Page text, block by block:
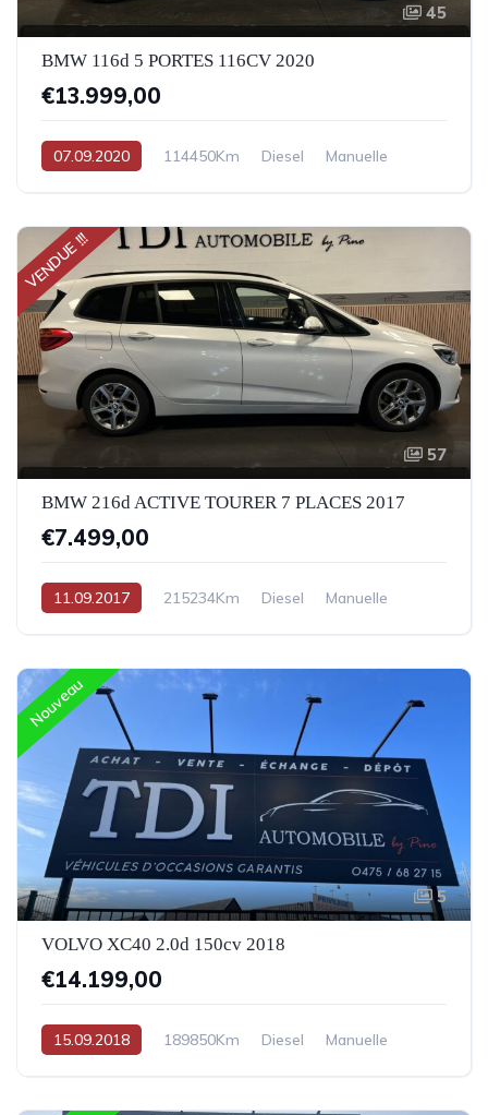
45
BMW 116d 5 PORTES 116CV 2020
€13.999,00
07.09.2020 114450Km Diesel Manuelle
VENDUE !!!
57
BMW 216d ACTIVE TOURER 7 PLACES 2017
€7.499,00
11.09.2017 215234Km Diesel Manuelle
Nouveau
5
VOLVO XC40 2.0d 150cv 2018
€14.199,00
15.09.2018 189850Km Diesel Manuelle